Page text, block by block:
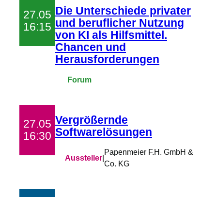
27.05
16:15
Die Unterschiede privater
und beruflicher Nutzung
von KI als Hilfsmittel.
Chancen und
Herausforderungen
Forum
27.05
16:30
Vergrößernde
Softwarelösungen
Aussteller|
Papenmeier F.H. GmbH &
Co. KG